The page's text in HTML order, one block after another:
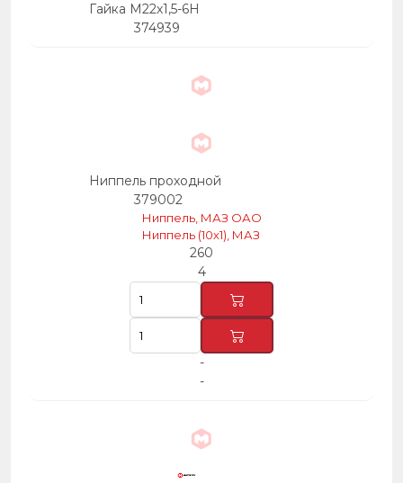
Гайка М22х1,5-6Н
374939
Ниппель проходной
379002
Ниппель, МАЗ ОАО
Ниппель (10х1), МАЗ
260
4
-
-